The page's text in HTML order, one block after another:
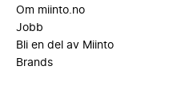
Om miinto.no
Jobb
Bli en del av Miinto
Brands